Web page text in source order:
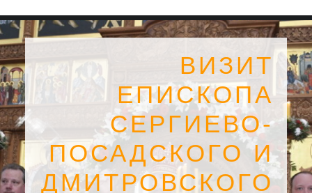
ВИЗИТ
ЕПИСКОПА
СЕРГИЕВО-
ПОСАДСКОГО И
ДМИТРОВСКОГО